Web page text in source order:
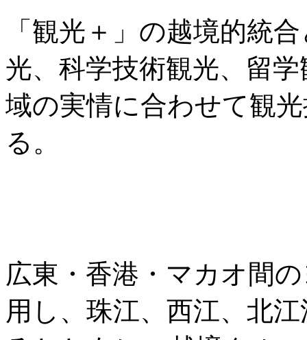
「観光＋」の越境的統
光、科学技術観光、留
域の実情に合わせて観
る。
広東・香港・マカオ間
用し、珠江、西江、北